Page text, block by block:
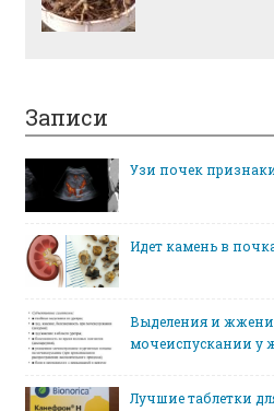
Записи
Узи почек
Идет камень в
Выделения и
мочеиспускании у
Лучшие таблетки